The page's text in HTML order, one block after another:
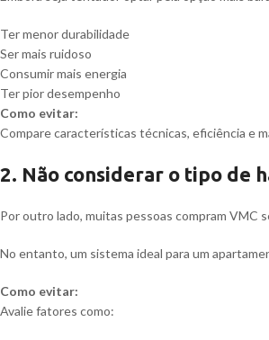
Ter menor durabilidade
Ser mais ruidoso
Consumir mais energia
Ter pior desempenho
Como evitar:
Compare características técnicas, eficiência e
2. Não considerar o tipo de
Por outro lado, muitas pessoas compram VMC
No entanto, um sistema ideal para um
Como evitar:
Avalie fatores como: